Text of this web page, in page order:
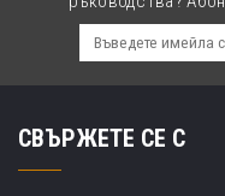
СВЪРЖЕТЕ СЕ С